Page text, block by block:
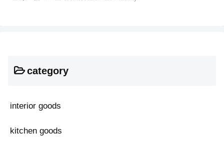
category
interior goods
kitchen goods